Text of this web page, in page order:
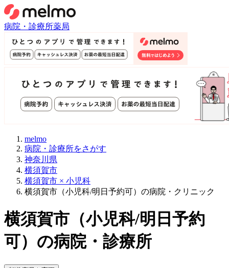
病院・診療所薬局
melmo
病院・診療所をさがす
神奈川県
横須賀市
横須賀市 × 小児科
横須賀市（小児科/明日予約可）の病院・クリニック
横須賀市 （小児科/明日予約
可） の病院・診療所